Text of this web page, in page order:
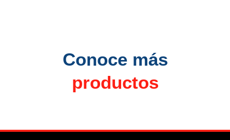
Conoce más
productos